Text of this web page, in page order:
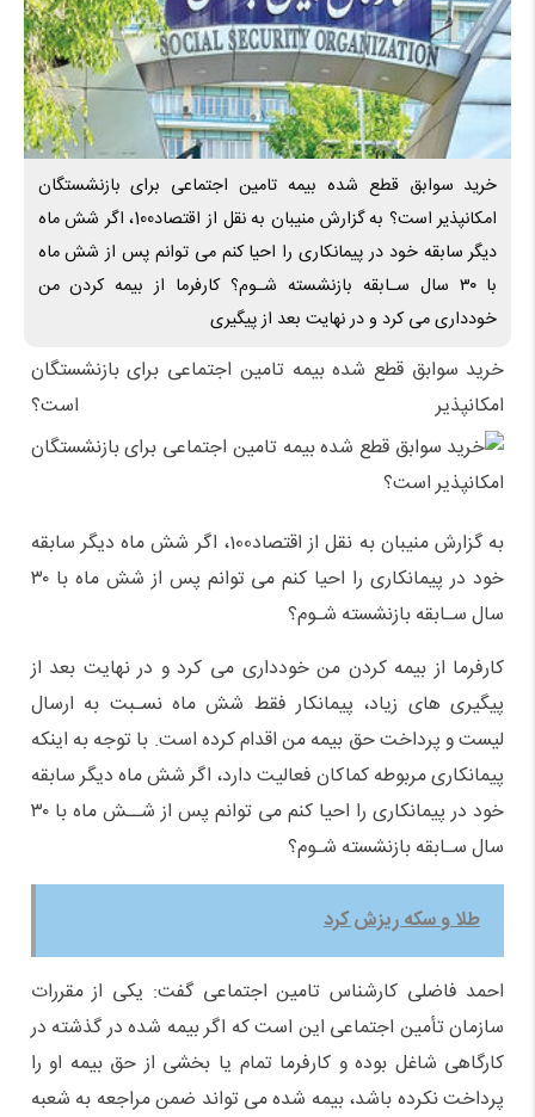
خرید سوابق قطع شده بیمه تامین اجتماعی برای بازنشستگان
امکانپذیر است؟ به گزارش منیبان به نقل از اقتصاد100، اگر شش ماه
دیگر سابقه خود در پیمانکاری را احیا کنم می توانم پس از شش ماه
با ۳۰ سال سـابقه بازنشسته شـوم؟ کارفرما از بیمه کردن من
خودداری می کرد و در نهایت بعد از پیگیری
خرید سوابق قطع شده بیمه تامین اجتماعی برای بازنشستگان
امکانپذیر است؟
به گزارش منیبان به نقل از اقتصاد100، اگر شش ماه دیگر سابقه
خود در پیمانکاری را احیا کنم می توانم پس از شش ماه با ۳۰
سال سـابقه بازنشسته شـوم؟
کارفرما از بیمه کردن من خودداری می کرد و در نهایت بعد از
پیگیری های زیاد، پیمانکار فقط شش ماه نسـبت به ارسال
لیست و پرداخت حق بیمه من اقدام کرده است. با توجه به اینکه
پیمانکاری مربوطه کماکان فعالیت دارد، اگر شش ماه دیگر سابقه
خود در پیمانکاری را احیا کنم می توانم پس از شــش ماه با ۳۰
سال سـابقه بازنشسته شـوم؟
طلا و سکه ریزش کرد
احمد فاضلی کارشناس تامین اجتماعی گفت: یکی از مقررات
سازمان تأمین اجتماعی این است که اگر بیمه شده در گذشته در
کارگاهی شاغل بوده و کارفرما تمام یا بخشی از حق بیمه او را
پرداخت نکرده باشد، بیمه شده می تواند ضمن مراجعه به شعبه